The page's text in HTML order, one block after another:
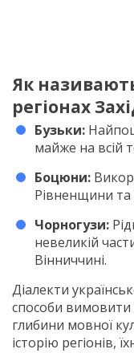
Як
регіонах
Бузьки:
майже на всій
Боцюни:
Рівненщини
Чорногузи:
невеликій
Вінниччині.
Діалекти
способи вимовити
глибини мовної
історію регіонів,